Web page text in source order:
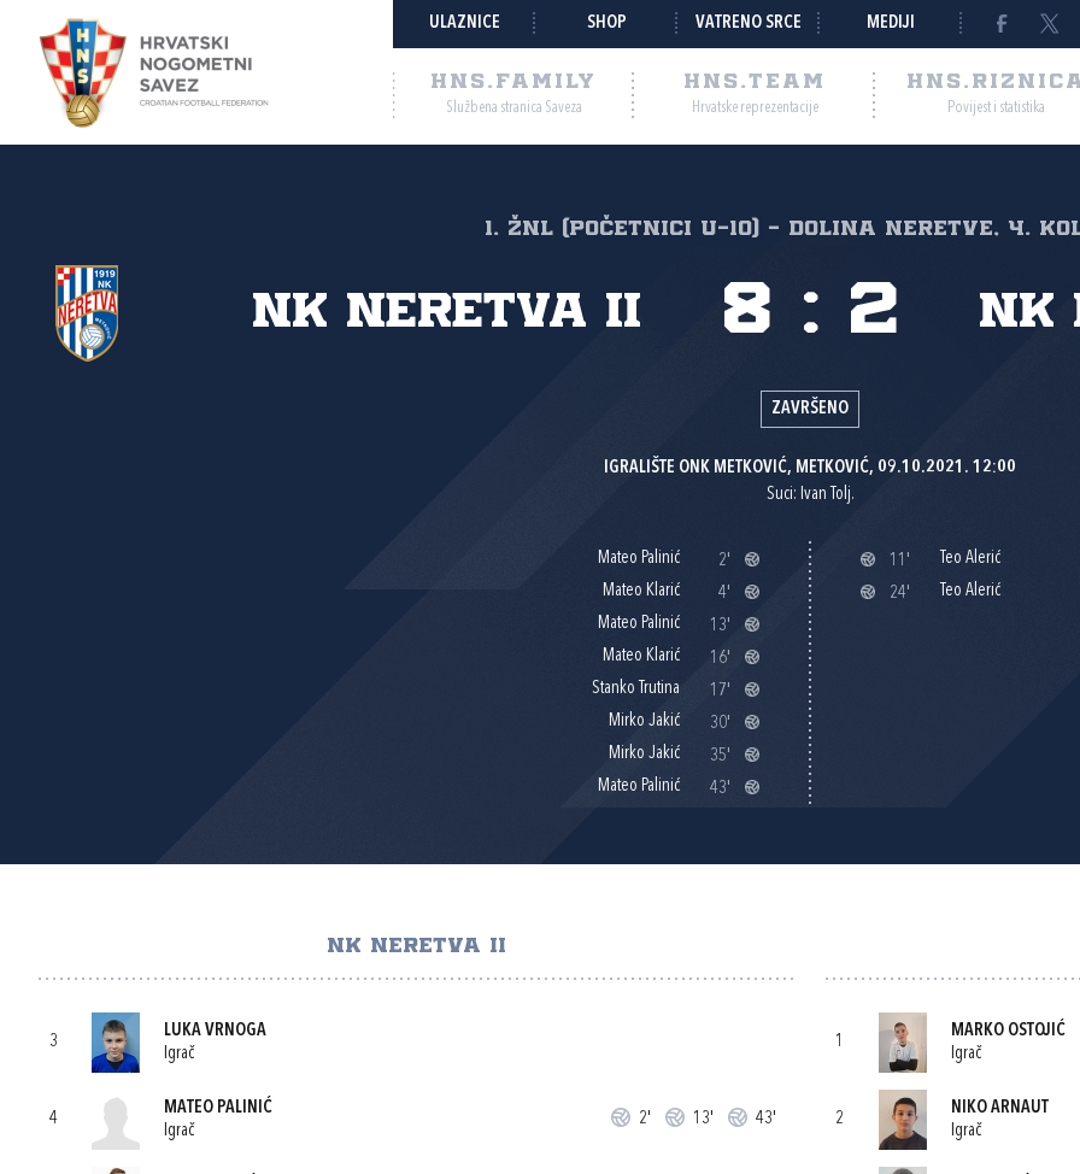
ULAZNICE SHOP VATRENO SRCE MEDIJI
HNS.FAMILY
Službena stranica Saveza
HNS.TEAM
Hrvatske reprezentacije Povijest i statistika
1. ŽNL (početnici U-10) - Dolina Neretve, 4.
NK Neretva II NK
8 : 2
ZAVRŠENO
IGRALIŠTE ONK METKOVIĆ, METKOVIĆ, 09.10.2021. 12:00
Suci: Ivan Tolj.
Mateo Palinić
2'
Mateo Klarić
4'
Mateo Palinić
13'
Mateo Klarić
16'
Stanko Trutina
17'
Mirko Jakić
30'
Mirko Jakić
35'
Mateo Palinić
43'
11'
Teo Alerić
24'
Teo Alerić
NK NERETVA II
3
LUKA VRNOGA
Igrač
4
MATEO PALINIĆ
Igrač
2' 13' 43'
1
MARKO OSTOJIĆ
Igrač
2
NIKO ARNAUT
Igrač